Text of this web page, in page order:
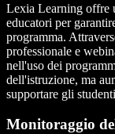
Lexia Learning offre
educatori per
programma.
professionale e
nell'uso dei
dell'istruzione, ma
supportare gli
Monitoraggio